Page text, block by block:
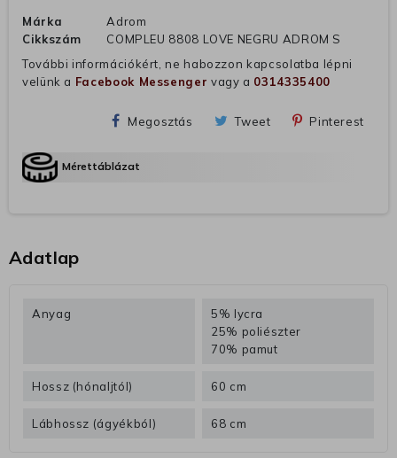
Márka
Adrom
Cikkszám
COMPLEU 8808 LOVE NEGRU ADROM S
További információkért, ne habozzon kapcsolatba lépni
velünk a Facebook Messenger vagy a 0314335400
Megosztás Tweet Pinterest
Mérettáblázat
Adatlap
Anyag
5% lycra
25% poliészter
70% pamut
Hossz (hónaljtól) 60 cm
Lábhossz (ágyékból) 68 cm